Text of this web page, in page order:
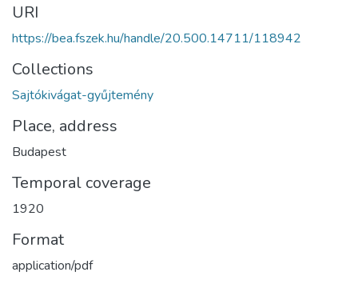
URI
https://bea.fszek.hu/handle/20.500.14711/118942
Collections
Sajtókivágat-gyűjtemény
Place, address
Budapest
Temporal coverage
1920
Format
application/pdf